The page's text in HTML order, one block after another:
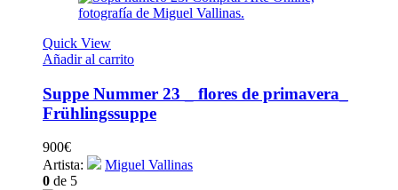
Quick View
Añadir al carrito
Suppe Nummer 23 _ flores de primavera_
Frühlingssuppe
900€
Artista:
Miguel Vallinas
0 de 5